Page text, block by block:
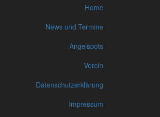
Home
News und Termine
Angelspots
Verein
Datenschutzerklärung
Impressum